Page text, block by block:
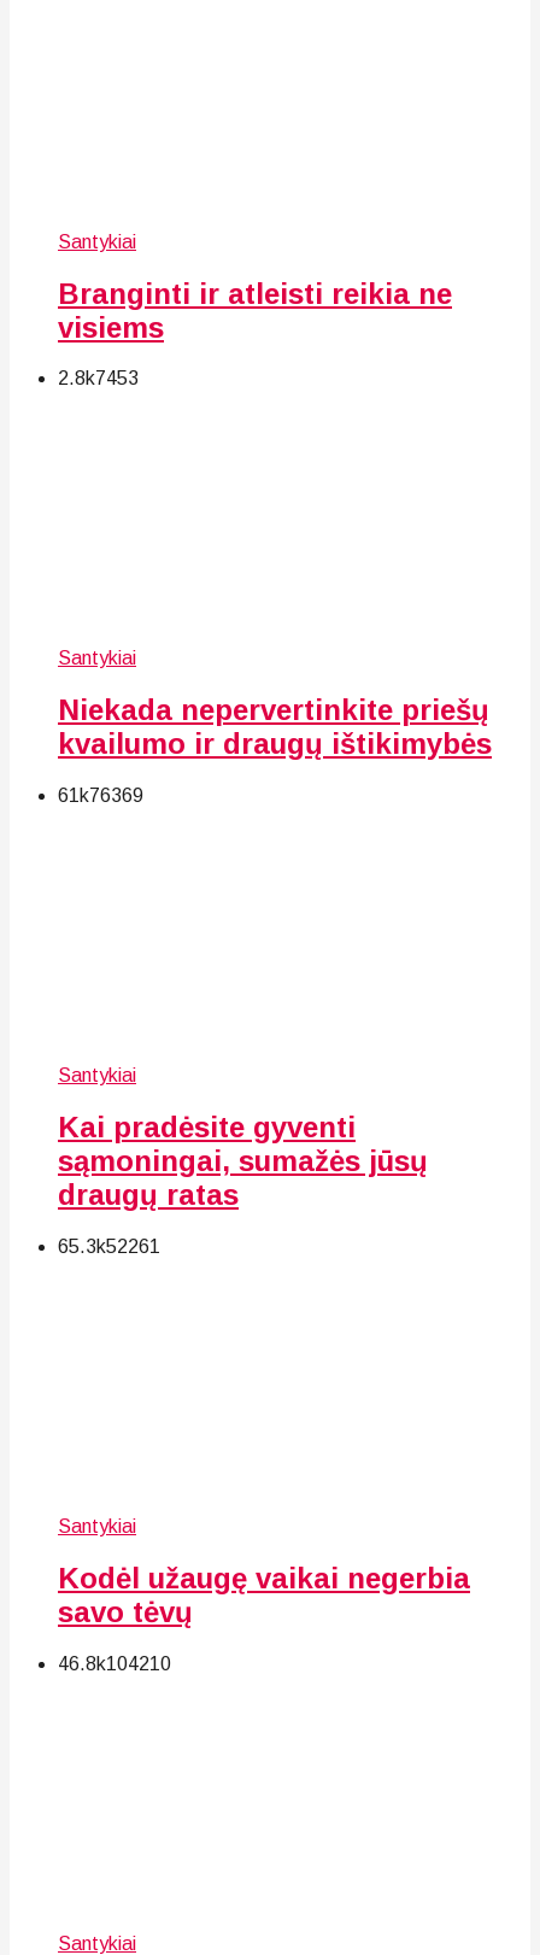
Santykiai
Branginti ir atleisti reikia ne
visiems
2.8k7453
Santykiai
Niekada nepervertinkite priešų
kvailumo ir draugų ištikimybės
61k76369
Santykiai
Kai pradėsite gyventi
sąmoningai, sumažės jūsų
draugų ratas
65.3k52261
Santykiai
Kodėl užaugę vaikai negerbia
savo tėvų
46.8k104210
Santykiai